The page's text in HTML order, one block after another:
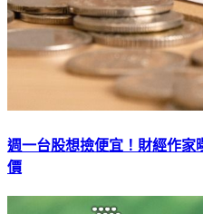
週一台股想撿便宜！財經作家
價